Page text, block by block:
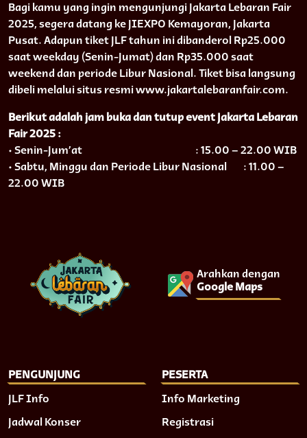
Bagi kamu yang ingin mengunjungi Jakarta Lebaran Fair
2025, segera datang ke JIEXPO Kemayoran, Jakarta
Pusat. Adapun tiket JLF tahun ini dibanderol Rp25.000
saat weekday (Senin-Jumat) dan Rp35.000 saat
weekend dan periode Libur Nasional. Tiket bisa langsung
dibeli melalui situs resmi www.jakartalebaranfair.com.
Berikut adalah jam buka dan tutup event Jakarta Lebaran
Fair 2025 :
• Senin-Jum’at : 15.00 – 22.00 WIB
• Sabtu, Minggu dan Periode Libur Nasional : 11.00 –
22.00 WIB
Arahkan dengan
Google Maps
PENGUNJUNG
JLF Info
Jadwal Konser
PESERTA
Info Marketing
Registrasi